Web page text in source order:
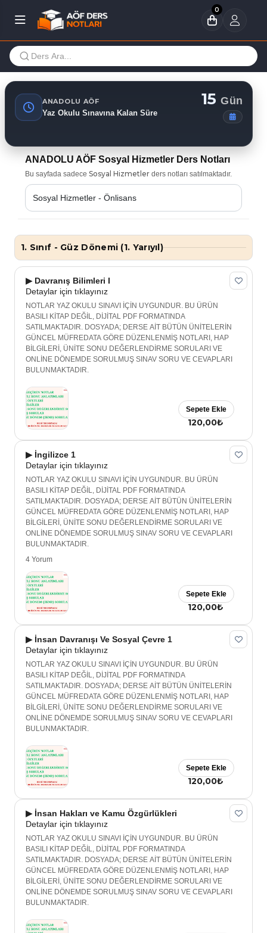
0
ANADOLU AÖF
Yaz Okulu Sınavına Kalan Süre
15Gün
ANADOLU AÖF Sosyal Hizmetler Ders Notları
Bu sayfada sadece Sosyal Hizmetlerders notları satılmaktadır.
1. Sınıf - Güz Dönemi (1. Yarıyıl)
▶ Davranış Bilimleri I
Detaylar için tıklayınız
NOTLAR YAZ OKULU SINAVI İÇİN UYGUNDUR. BU ÜRÜN
BASILI KİTAP DEĞİL, DİJİTAL PDF FORMATINDA
SATILMAKTADIR. DOSYADA; DERSE AİT BÜTÜN ÜNİTELERİN
GÜNCEL MÜFREDATA GÖRE DÜZENLENMİŞ NOTLARI, HAP
BİLGİLERİ, ÜNİTE SONU DEĞERLENDİRME SORULARI VE
ONLİNE DÖNEMDE SORULMUŞ SINAV SORU VE CEVAPLARI
BULUNMAKTADIR.
120,00₺
Sepete Ekle
▶ İngilizce 1
Detaylar için tıklayınız
NOTLAR YAZ OKULU SINAVI İÇİN UYGUNDUR. BU ÜRÜN
BASILI KİTAP DEĞİL, DİJİTAL PDF FORMATINDA
SATILMAKTADIR. DOSYADA; DERSE AİT BÜTÜN ÜNİTELERİN
GÜNCEL MÜFREDATA GÖRE DÜZENLENMİŞ NOTLARI, HAP
BİLGİLERİ, ÜNİTE SONU DEĞERLENDİRME SORULARI VE
ONLİNE DÖNEMDE SORULMUŞ SINAV SORU VE CEVAPLARI
BULUNMAKTADIR.
4 Yorum
120,00₺
Sepete Ekle
▶ İnsan Davranışı Ve Sosyal Çevre 1
Detaylar için tıklayınız
NOTLAR YAZ OKULU SINAVI İÇİN UYGUNDUR. BU ÜRÜN
BASILI KİTAP DEĞİL, DİJİTAL PDF FORMATINDA
SATILMAKTADIR. DOSYADA; DERSE AİT BÜTÜN ÜNİTELERİN
GÜNCEL MÜFREDATA GÖRE DÜZENLENMİŞ NOTLARI, HAP
BİLGİLERİ, ÜNİTE SONU DEĞERLENDİRME SORULARI VE
ONLİNE DÖNEMDE SORULMUŞ SINAV SORU VE CEVAPLARI
BULUNMAKTADIR.
120,00₺
Sepete Ekle
▶ İnsan Hakları ve Kamu Özgürlükleri
Detaylar için tıklayınız
NOTLAR YAZ OKULU SINAVI İÇİN UYGUNDUR. BU ÜRÜN
BASILI KİTAP DEĞİL, DİJİTAL PDF FORMATINDA
SATILMAKTADIR. DOSYADA; DERSE AİT BÜTÜN ÜNİTELERİN
GÜNCEL MÜFREDATA GÖRE DÜZENLENMİŞ NOTLARI, HAP
BİLGİLERİ, ÜNİTE SONU DEĞERLENDİRME SORULARI VE
ONLİNE DÖNEMDE SORULMUŞ SINAV SORU VE CEVAPLARI
BULUNMAKTADIR.